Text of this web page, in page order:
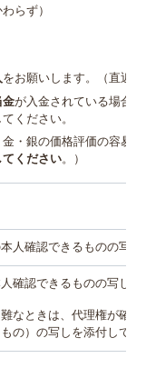
らず）
をお願いします。（直近
金が入金されている場合
ください。
・銀の価格評価の容易
ください。）
人確認できるものの写
確認できるものの写し
なときは、代理権が確
の）の写しを添付してく